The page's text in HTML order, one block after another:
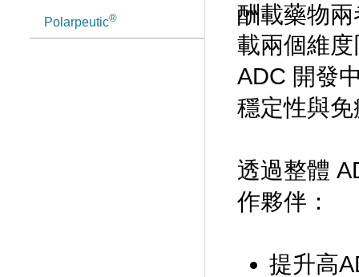
Polarpeutic®
酬載藥物
載兩個維
ADC 開發
穩定性與
透過整體
作夥伴：
提升高